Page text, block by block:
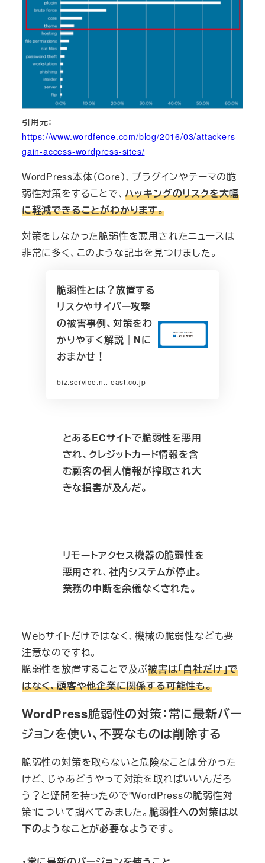
引用元：
https://www.wordfence.com/blog/2016/03/attackers-
gain-access-wordpress-sites/
WordPress本体（Core）、プラグインやテーマの脆
弱性対策をすることで、 ハッキングのリスクを大幅
に軽減できることがわかります。
対策をしなかった脆弱性を悪用されたニュースは
非常に多く、このような記事を見つけました。
脆弱性とは？放置する
リスクやサイバー攻撃
の被害事例、対策をわ
かりやすく解説｜Nに
おまかせ！
biz.service.ntt-east.co.jp
とあるECサイトで脆弱性を悪用
され、クレジットカード情報を含
む顧客の個人情報が搾取され大
きな損害が及んだ。
リモートアクセス機器の脆弱性を
悪用され、社内システムが停止。
業務の中断を余儀なくされた。
Ｗｅｂサイトだけではなく、機械の脆弱性なども要
注意なのですね。
脆弱性を放置することで及ぶ被害は「自社だけ」で
はなく、顧客や他企業に関係する可能性も。
WordPress脆弱性の対策：常に最新バー
ジョンを使い、不要なものは削除する
脆弱性の対策を取らないと危険なことは分かった
けど、じゃあどうやって対策を取ればいいんだろ
う？と疑問を持ったので”WordPressの脆弱性対
策”について調べてみました。 脆弱性への対策は以
下のようなことが必要なようです。